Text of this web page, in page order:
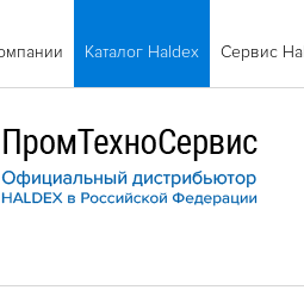
Каталог Haldex Сервис